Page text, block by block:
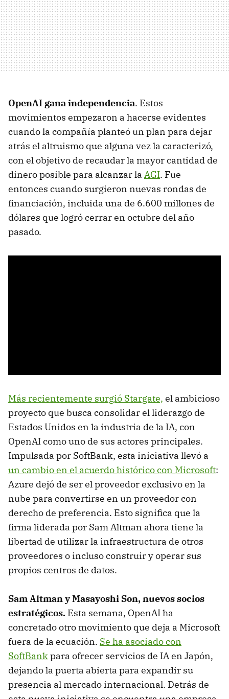
OpenAI gana independencia. Estos
movimientos empezaron a hacerse evidentes
cuando la compañía planteó un plan para dejar
atrás el altruismo que alguna vez la caracterizó,
con el objetivo de recaudar la mayor cantidad de
dinero posible para alcanzar la AGI. Fue
entonces cuando surgieron nuevas rondas de
financiación, incluida una de 6.600 millones de
dólares que logró cerrar en octubre del año
pasado.
Más recientemente surgió Stargate, el ambicioso
proyecto que busca consolidar el liderazgo de
Estados Unidos en la industria de la IA, con
OpenAI como uno de sus actores principales.
Impulsada por SoftBank, esta iniciativa llevó a
un cambio en el acuerdo histórico con Microsoft:
Azure dejó de ser el proveedor exclusivo en la
nube para convertirse en un proveedor con
derecho de preferencia. Esto significa que la
firma liderada por Sam Altman ahora tiene la
libertad de utilizar la infraestructura de otros
proveedores o incluso construir y operar sus
propios centros de datos.
Sam Altman y Masayoshi Son, nuevos socios
estratégicos. Esta semana, OpenAI ha
concretado otro movimiento que deja a Microsoft
fuera de la ecuación. Se ha asociado con
SoftBankpara ofrecer servicios de IA en Japón,
dejando la puerta abierta para expandir su
presencia al mercado internacional. Detrás de